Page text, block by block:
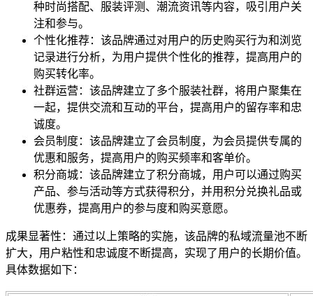
种时尚搭配、服装评测、潮流资讯等内容，吸引用户关
注和参与。
个性化推荐：该品牌通过对用户的历史购买行为和浏览
记录进行分析，为用户提供个性化的推荐，提高用户的
购买转化率。
社群运营：该品牌建立了多个服装社群，将用户聚集在
一起，提供交流和互动的平台，提高用户的留存率和忠
诚度。
会员制度：该品牌建立了会员制度，为会员提供专属的
优惠和服务，提高用户的购买频率和客单价。
积分商城：该品牌建立了积分商城，用户可以通过购买
产品、参与活动等方式获得积分，并用积分兑换礼品或
优惠券，提高用户的参与度和购买意愿。
成果显著性：通过以上策略的实施，该品牌的私域流量池不断
扩大，用户粘性和忠诚度不断提高，实现了用户的长期价值。
具体数据如下：